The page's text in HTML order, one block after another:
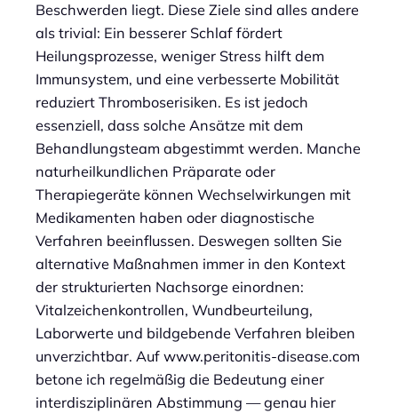
Beschwerden liegt. Diese Ziele sind alles andere
als trivial: Ein besserer Schlaf fördert
Heilungsprozesse, weniger Stress hilft dem
Immunsystem, und eine verbesserte Mobilität
reduziert Thromboserisiken. Es ist jedoch
essenziell, dass solche Ansätze mit dem
Behandlungsteam abgestimmt werden. Manche
naturheilkundlichen Präparate oder
Therapiegeräte können Wechselwirkungen mit
Medikamenten haben oder diagnostische
Verfahren beeinflussen. Deswegen sollten Sie
alternative Maßnahmen immer in den Kontext
der strukturierten Nachsorge einordnen:
Vitalzeichenkontrollen, Wundbeurteilung,
Laborwerte und bildgebende Verfahren bleiben
unverzichtbar. Auf www.peritonitis-disease.com
betone ich regelmäßig die Bedeutung einer
interdisziplinären Abstimmung — genau hier